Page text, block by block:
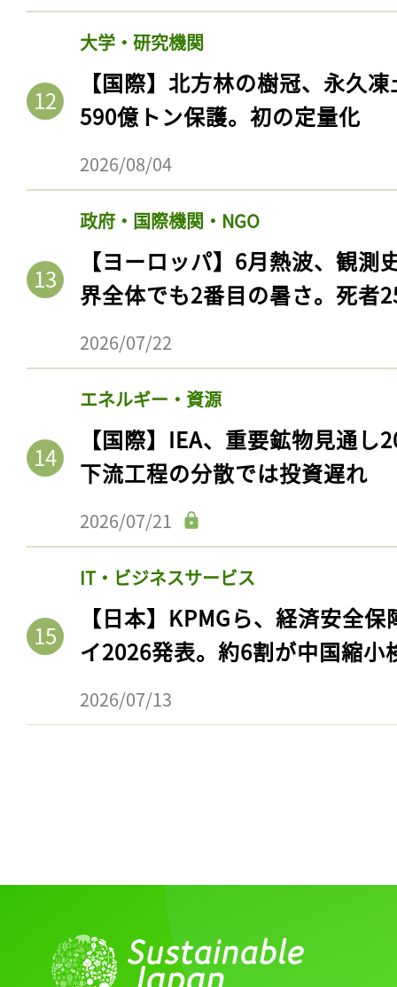
大学・研究機関
【国際】北方林の樹冠、永久
590億トン保護。初の定量化
2026/08/04
政府・国際機関・NGO
【ヨーロッパ】6月熱波、観
界全体でも2番目の暑さ。死者
2026/07/22
エネルギー・資源
【国際】IEA、重要鉱物見通
下流工程の分散では投資遅れ
2026/07/21
IT・ビジネスサービス
【日本】KPMGら、経済安全
イ2026発表。約6割が中国縮小
2026/07/13